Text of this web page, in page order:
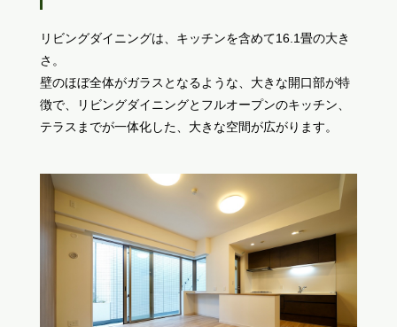
リビングダイニングは、キッチンを含めて16.1畳の大き
さ。
壁のほぼ全体がガラスとなるような、大きな開口部が特
徴で、リビングダイニングとフルオープンのキッチン、
テラスまでが一体化した、大きな空間が広がります。